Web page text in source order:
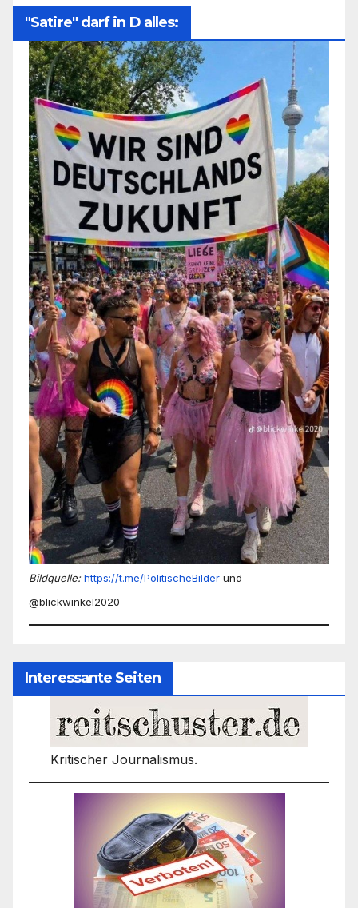
"Satire" darf in D alles:
Bildquelle: https://t.me/PolitischeBilder und
@blickwinkel2020
Interessante Seiten
Kritischer Journalismus.